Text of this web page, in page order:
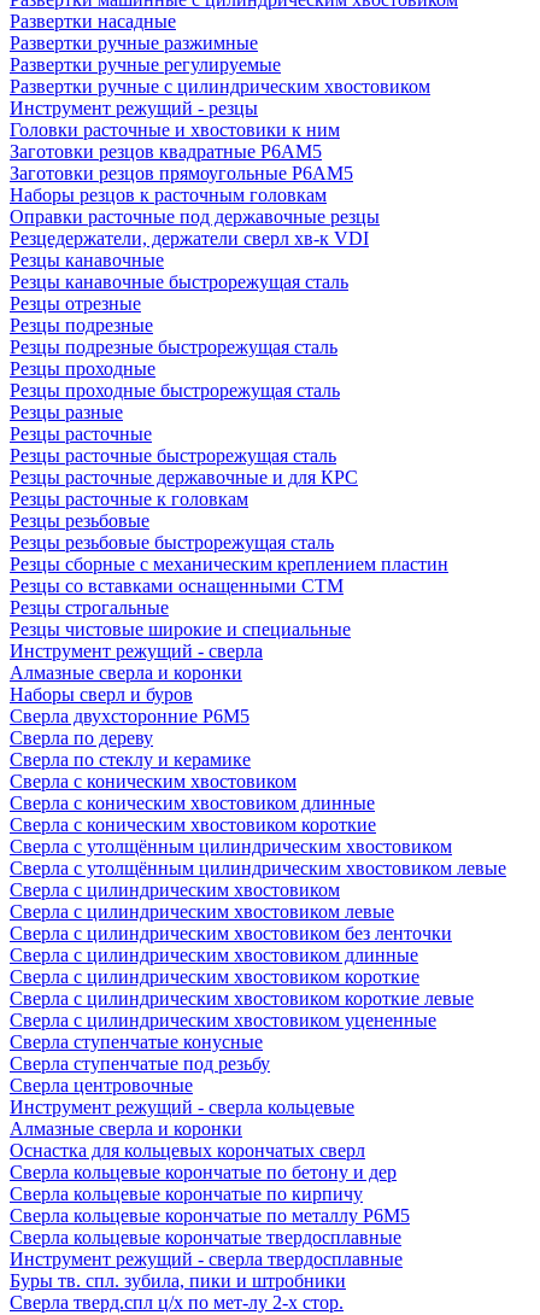
Развертки насадные
Развертки ручные разжимные
Развертки ручные регулируемые
Развертки ручные с цилиндрическим хвостовиком
Инструмент режущий - резцы
Головки расточные и хвостовики к ним
Заготовки резцов квадратные Р6АМ5
Заготовки резцов прямоугольные Р6АМ5
Наборы резцов к расточным головкам
Оправки расточные под державочные резцы
Резцедержатели, держатели сверл хв-к VDI
Резцы канавочные
Резцы канавочные быстрорежущая сталь
Резцы отрезные
Резцы подрезные
Резцы подрезные быстрорежущая сталь
Резцы проходные
Резцы проходные быстрорежущая сталь
Резцы разные
Резцы расточные
Резцы расточные быстрорежущая сталь
Резцы расточные державочные и для КРС
Резцы расточные к головкам
Резцы резьбовые
Резцы резьбовые быстрорежущая сталь
Резцы сборные с механическим креплением пластин
Резцы со вставками оснащенными СТМ
Резцы строгальные
Резцы чистовые широкие и специальные
Инструмент режущий - сверла
Алмазные сверла и коронки
Наборы сверл и буров
Сверла двухсторонние Р6М5
Сверла по дереву
Сверла по стеклу и керамике
Сверла с коническим хвостовиком
Сверла с коническим хвостовиком длинные
Сверла с коническим хвостовиком короткие
Сверла с утолщённым цилиндрическим хвостовиком
Сверла с утолщённым цилиндрическим хвостовиком левые
Сверла с цилиндрическим хвостовиком
Сверла с цилиндрическим хвостовиком левые
Сверла с цилиндрическим хвостовиком без ленточки
Сверла с цилиндрическим хвостовиком длинные
Сверла с цилиндрическим хвостовиком короткие
Сверла с цилиндрическим хвостовиком короткие левые
Сверла с цилиндрическим хвостовиком уцененные
Сверла ступенчатые конусные
Сверла ступенчатые под резьбу
Сверла центровочные
Инструмент режущий - сверла кольцевые
Алмазные сверла и коронки
Оснастка для кольцевых корончатых сверл
Сверла кольцевые корончатые по бетону и дер
Сверла кольцевые корончатые по кирпичу
Сверла кольцевые корончатые по металлу Р6М5
Сверла кольцевые корончатые твердосплавные
Инструмент режущий - сверла твердосплавные
Буры тв. спл. зубила, пики и штробники
Сверла тверд.спл ц/х по мет-лу 2-х стор.